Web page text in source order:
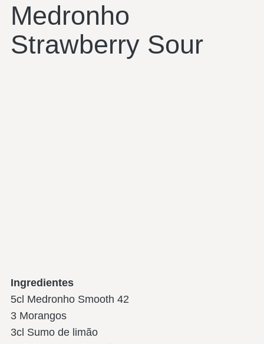
Medronho
Strawberry Sour
Ingredientes
5cl Medronho Smooth 42
3 Morangos
3cl Sumo de limão